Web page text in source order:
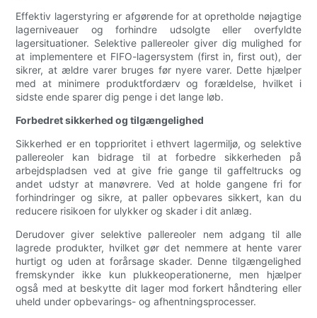
Effektiv lagerstyring er afgørende for at opretholde nøjagtige
lagerniveauer og forhindre udsolgte eller overfyldte
lagersituationer. Selektive pallereoler giver dig mulighed for
at implementere et FIFO-lagersystem (first in, first out), der
sikrer, at ældre varer bruges før nyere varer. Dette hjælper
med at minimere produktfordærv og forældelse, hvilket i
sidste ende sparer dig penge i det lange løb.
Forbedret sikkerhed og tilgængelighed
Sikkerhed er en topprioritet i ethvert lagermiljø, og selektive
pallereoler kan bidrage til at forbedre sikkerheden på
arbejdspladsen ved at give frie gange til gaffeltrucks og
andet udstyr at manøvrere. Ved at holde gangene fri for
forhindringer og sikre, at paller opbevares sikkert, kan du
reducere risikoen for ulykker og skader i dit anlæg.
Derudover giver selektive pallereoler nem adgang til alle
lagrede produkter, hvilket gør det nemmere at hente varer
hurtigt og uden at forårsage skader. Denne tilgængelighed
fremskynder ikke kun plukkeoperationerne, men hjælper
også med at beskytte dit lager mod forkert håndtering eller
uheld under opbevarings- og afhentningsprocesser.